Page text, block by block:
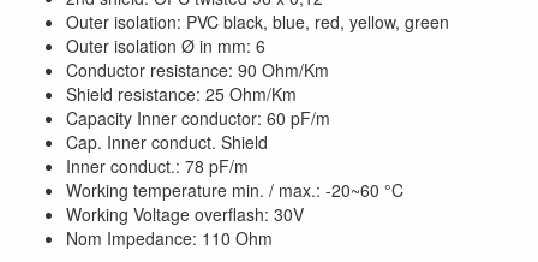
Outer isolation: PVC black, blue, red, yellow, green
Outer isolation Ø in mm: 6
Conductor resistance: 90 Ohm/Km
Shield resistance: 25 Ohm/Km
Capacity Inner conductor: 60 pF/m
Cap. Inner conduct. Shield
Inner conduct.: 78 pF/m
Working temperature min. / max.: -20~60 °C
Working Voltage overflash: 30V
Nom Impedance: 110 Ohm